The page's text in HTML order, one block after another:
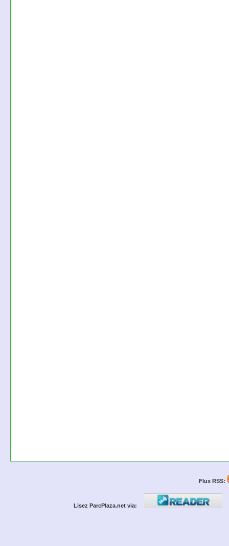
Flux RSS:
Lisez ParcPlaza.net via: